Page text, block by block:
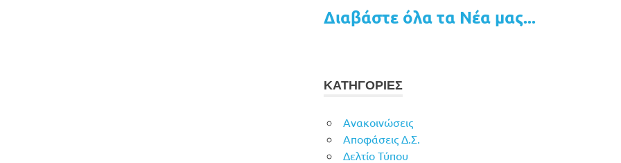
Διαβάστε όλα τα Νέα μας...
ΚΑΤΗΓΟΡΙΕΣ
Ανακοινώσεις
Αποφάσεις Δ.Σ.
Δελτίο Τύπου